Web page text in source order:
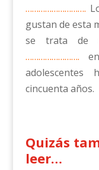
……………………….
gustan de esta
se trata de
…………………….
cincuenta años.
Quizás
leer…